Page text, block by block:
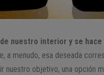
nuestro interior y se
a menudo, esa deseada
nuestro objetivo, una opción